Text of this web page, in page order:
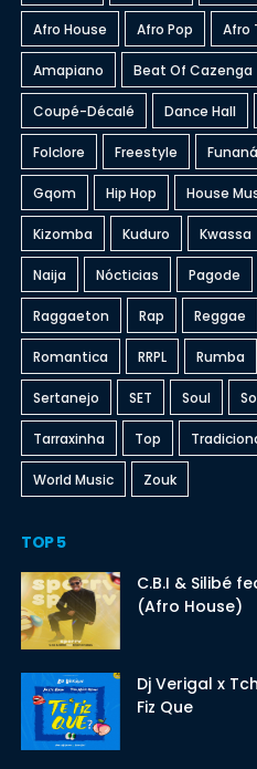
Afro House Afro Pop Afro
Amapiano Beat Of Cazenga
Coupé-Décalé Dance Hall
Folclore Freestyle Funaná
Gqom Hip Hop House
Kizomba Kuduro Kwassa
Naija Nócticias Pagode
Raggaeton Rap Reggae
Romantica RRPL Rumba
Sertanejo SET Soul
Tarraxinha Top
World Music Zouk
TOP 5
C.B.I & Silibé
(Afro House)
Dj Verigal x
Fiz Que